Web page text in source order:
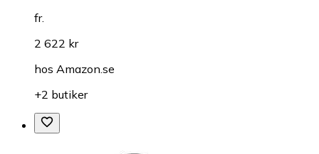
fr.
2 622 kr
hos Amazon.se
+2 butiker